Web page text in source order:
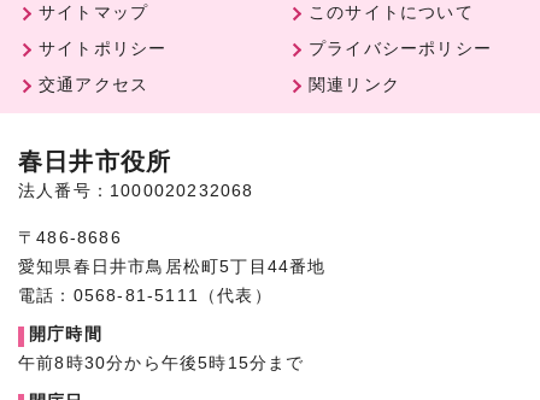
サイトマップ
このサイトについて
サイトポリシー
プライバシーポリシー
交通アクセス
関連リンク
春日井市役所
法人番号：1000020232068
〒486-8686
愛知県春日井市鳥居松町5丁目44番地
電話：0568-81-5111（代表）
開庁時間
午前8時30分から午後5時15分まで